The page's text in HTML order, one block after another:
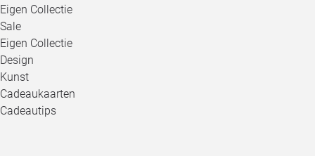
Eigen Collectie
Sale
Eigen Collectie
Design
Kunst
Cadeaukaarten
Cadeautips